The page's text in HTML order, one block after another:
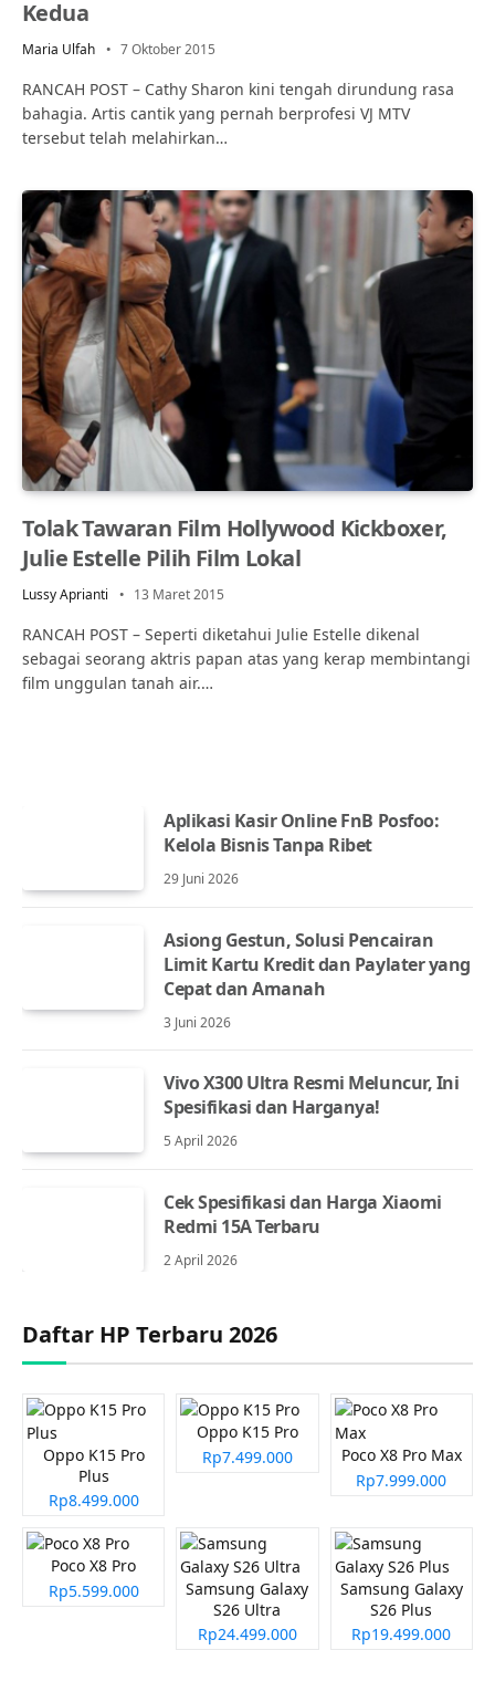
Kedua
Maria Ulfah 7 Oktober 2015
RANCAH POST – Cathy Sharon kini tengah dirundung rasa
bahagia. Artis cantik yang pernah berprofesi VJ MTV
tersebut telah melahirkan…
Tolak Tawaran Film Hollywood Kickboxer,
Julie Estelle Pilih Film Lokal
Lussy Aprianti 13 Maret 2015
RANCAH POST – Seperti diketahui Julie Estelle dikenal
sebagai seorang aktris papan atas yang kerap membintangi
film unggulan tanah air.…
Aplikasi Kasir Online FnB Posfoo:
Kelola Bisnis Tanpa Ribet
29 Juni 2026
Asiong Gestun, Solusi Pencairan
Limit Kartu Kredit dan Paylater yang
Cepat dan Amanah
3 Juni 2026
Vivo X300 Ultra Resmi Meluncur, Ini
Spesifikasi dan Harganya!
5 April 2026
Cek Spesifikasi dan Harga Xiaomi
Redmi 15A Terbaru
2 April 2026
Daftar HP Terbaru 2026
Oppo K15 Pro
Plus
Rp8.499.000
Oppo K15 Pro
Rp7.499.000
Poco X8 Pro Max
Rp7.999.000
Poco X8 Pro
Rp5.599.000
Samsung Galaxy
S26 Ultra
Rp24.499.000
Samsung Galaxy
S26 Plus
Rp19.499.000